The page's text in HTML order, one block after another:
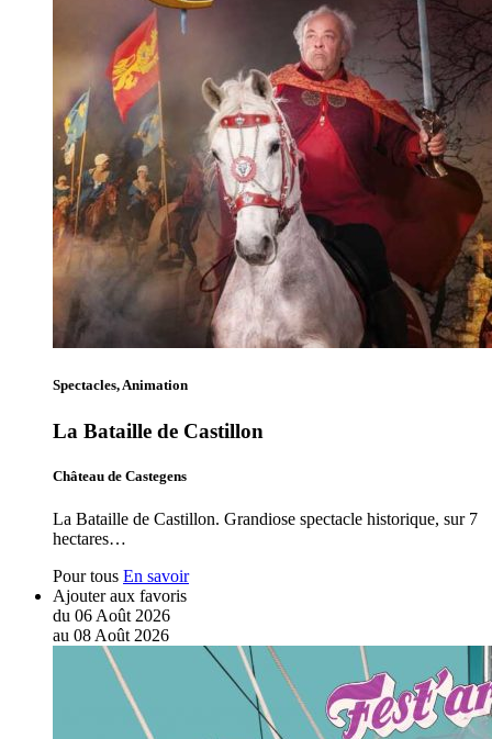
Spectacles, Animation
La Bataille de Castillon
Château de Castegens
La Bataille de Castillon. Grandiose spectacle historique, sur 7
hectares…
Pour tous En savoir
Ajouter aux favoris
du 06 Août 2026
au 08 Août 2026